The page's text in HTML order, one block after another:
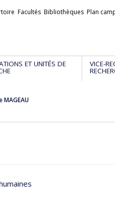
Facultés Bibliothèques Plan
ET UNITÉS DE VICE-
MAGEAU